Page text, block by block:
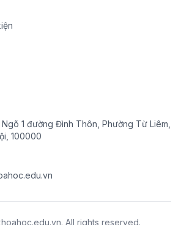
1 đường Đình Thôn, Phường Từ Liêm,
100000
All rights reserved.